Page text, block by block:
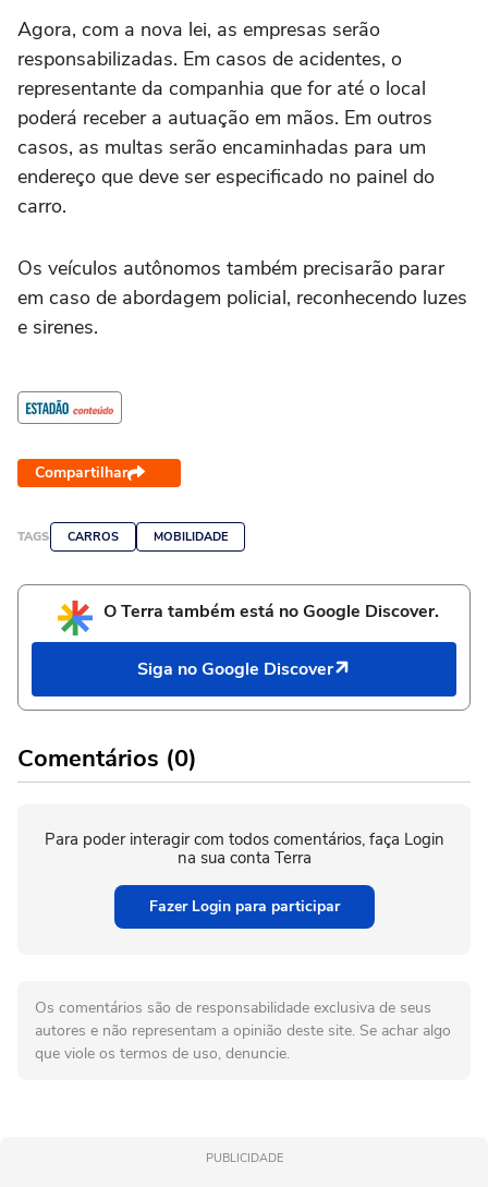
Agora, com a nova lei, as empresas serão
responsabilizadas. Em casos de acidentes, o
representante da companhia que for até o local
poderá receber a autuação em mãos. Em outros
casos, as multas serão encaminhadas para um
endereço que deve ser especificado no painel do
carro.
Os veículos autônomos também precisarão parar
em caso de abordagem policial, reconhecendo luzes
e sirenes.
Compartilhar
TAGS CARROS MOBILIDADE
O Terra também está no Google Discover.
Siga no Google Discover
Comentários (0)
Para poder interagir com todos comentários, faça Login
na sua conta Terra
Fazer Login para participar
Os comentários são de responsabilidade exclusiva de seus
autores e não representam a opinião deste site. Se achar algo
que viole os termos de uso, denuncie.
PUBLICIDADE